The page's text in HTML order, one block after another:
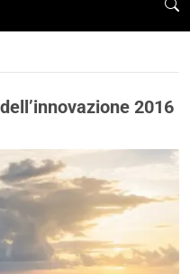
2016